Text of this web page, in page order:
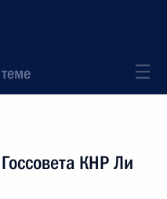
КНР Ли